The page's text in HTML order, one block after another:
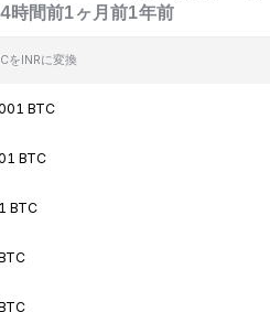
時間前1ヶ月前1年前
をINRに変換
BTC
BTC
BTC